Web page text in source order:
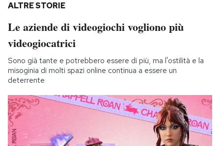
ALTRE STORIE
Le aziende di videogiochi vogliono più
videogiocatrici
Sono già tante e potrebbero essere di più, ma l'ostilità e la
misoginia di molti spazi online continua a essere un
deterrente